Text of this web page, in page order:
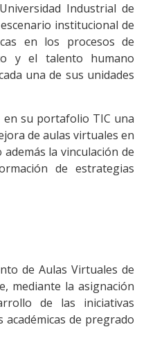
Industrial de
institucional de
en los procesos de
y el talento humano
una de sus unidades
en su portafolio TIC una
de aulas virtuales en
la vinculación de
de estrategias
de Aulas Virtuales de
mediante la asignación
de las iniciativas
de pregrado